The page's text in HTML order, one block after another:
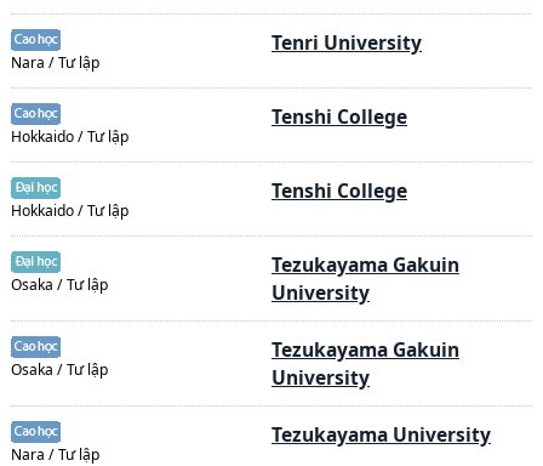
Nara / Tư lập
Tenri University
Hokkaido / Tư lập
Tenshi College
Hokkaido / Tư lập
Tenshi College
Osaka / Tư lập
Tezukayama Gakuin
University
Osaka / Tư lập
Tezukayama Gakuin
University
Nara / Tư lập
Tezukayama University